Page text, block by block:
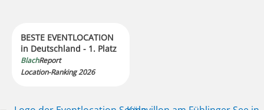
BESTE EVENTLOCATION
in Deutschland - 1. Platz
BlachReport
Location-Ranking 2026